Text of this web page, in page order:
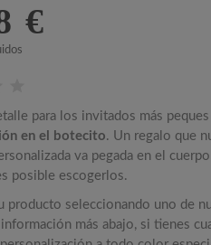
€
para los invitados más
en el botecito. Un regalo que
va pegada en el
posible escogerlos.
producto seleccionando uno de
más abajo, si tienes